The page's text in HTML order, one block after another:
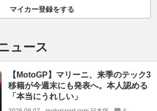
マイカー登録をする
ュース
【MotoGP】マリーニ、来季のテック3
移籍が今週末にも発表へ。本人認める
「本当にうれしい」